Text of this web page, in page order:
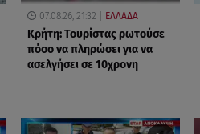
07.08.26, 21:32 ΕΛΛΑΔΑ
Κρήτη: Τουρίστας ρωτούσε
πόσο να πληρώσει για να
ασελγήσει σε 10χρονη